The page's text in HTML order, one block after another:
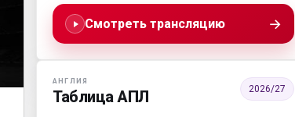
Смотреть трансляцию →
АНГЛИЯ
Таблица АПЛ 2026/27